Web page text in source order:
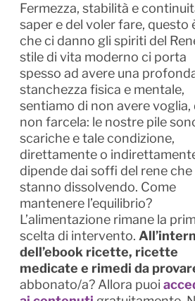
Fermezza, stabilità e
saper e del voler fare, questo
che ci danno gli spiriti del
stile di vita moderno ci porta
spesso ad avere una
stanchezza fisica e mentale,
sentiamo di non avere voglia,
non farcela: le nostre pile
scariche e tale condizione,
direttamente o
dipende dai soffi del rene che
stanno dissolvendo. Come
mantenere l’equilibrio?
L’alimentazione rimane la
scelta di intervento.
dell’ebook ricette, ricette
medicate e rimedi da
abbonato/a? Allora puoi